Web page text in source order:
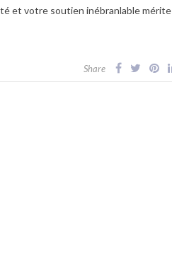
et votre soutien inébranlable mérite
Share